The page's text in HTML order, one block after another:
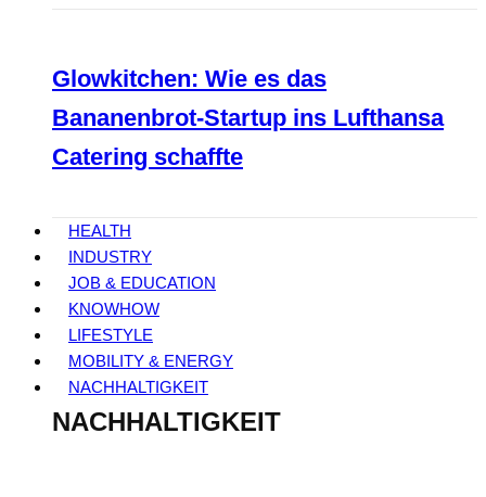
Glowkitchen: Wie es das
Bananenbrot-Startup ins Lufthansa
Catering schaffte
HEALTH
INDUSTRY
JOB & EDUCATION
KNOWHOW
LIFESTYLE
MOBILITY & ENERGY
NACHHALTIGKEIT
NACHHALTIGKEIT